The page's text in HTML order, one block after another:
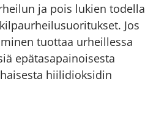
ja pois lukien todella
Jos
tuottaa urheillessa
epätasapainoisesta
hiilidioksidin